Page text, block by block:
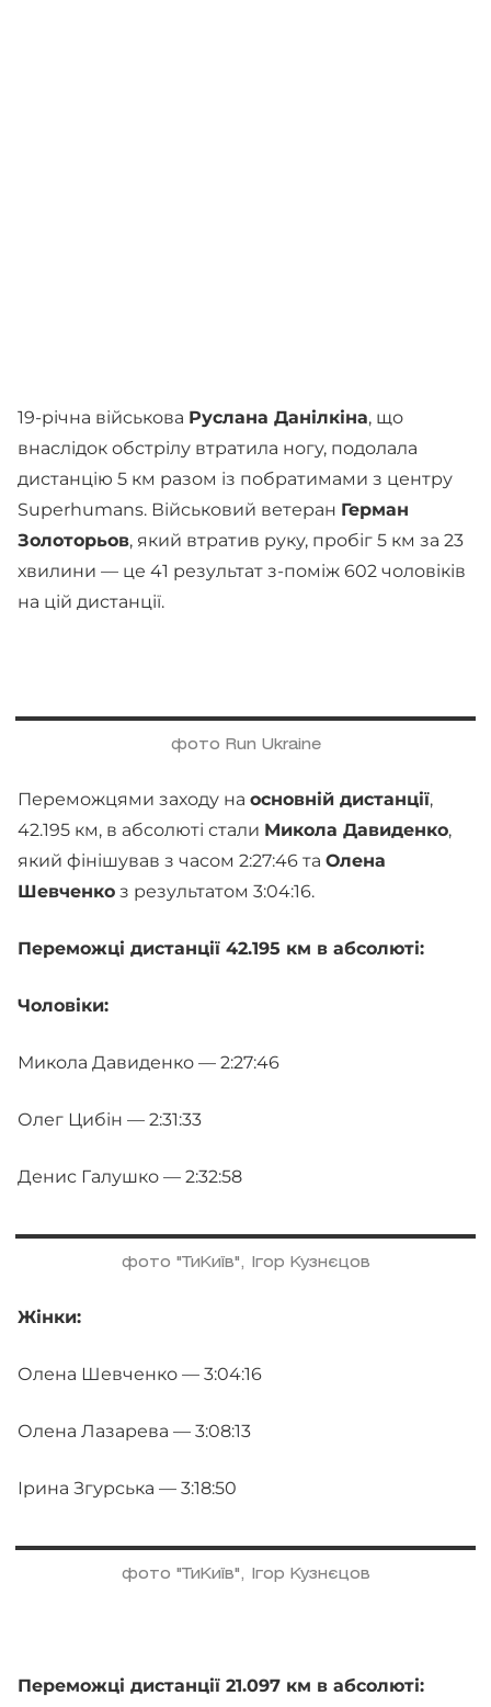
19-річна військова Руслана Данілкіна, що
внаслідок обстрілу втратила ногу, подолала
дистанцію 5 км разом із побратимами з центру
Superhumans. Військовий ветеран Герман
Золоторьов, який втратив руку, пробіг 5 км за 23
хвилини — це 41 результат з-поміж 602 чоловіків
на цій дистанції.
фото Run Ukraine
Переможцями заходу на основній дистанції,
42.195 км, в абсолюті стали Микола Давиденко,
який фінішував з часом 2:27:46 та Олена
Шевченко з результатом 3:04:16.
Переможці дистанції 42.195 км в абсолюті:
Чоловіки:
Микола Давиденко — 2:27:46
Олег Цибін — 2:31:33
Денис Галушко — 2:32:58
фото "ТиКиїв", Ігор Кузнєцов
Жінки:
Олена Шевченко — 3:04:16
Олена Лазарева — 3:08:13
Ірина Згурська — 3:18:50
фото "ТиКиїв", Ігор Кузнєцов
Переможці дистанції 21.097 км в абсолюті: